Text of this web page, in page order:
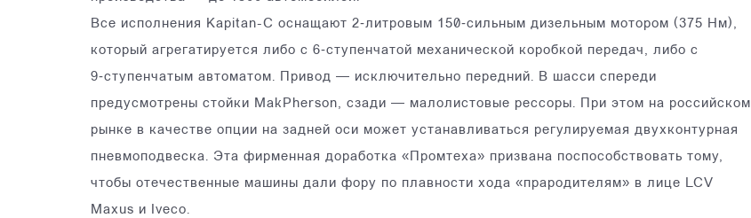
Все исполнения Kapitan-С оснащают 2‑литровым 150‑сильным дизельным мотором (375 Нм),
который агрегатируется либо с 6‑ступенчатой механической коробкой передач, либо с
9‑ступенчатым автоматом. Привод — исключительно передний. В шасси спереди
предусмотрены стойки MakPherson, сзади — малолистовые рессоры. При этом на российском
рынке в качестве опции на задней оси может устанавливаться регулируемая двухконтурная
пневмоподвеска. Эта фирменная доработка «Промтеха» призвана поспособствовать тому,
чтобы отечественные машины дали фору по плавности хода «прародителям» в лице LCV
Maxus и Iveco.